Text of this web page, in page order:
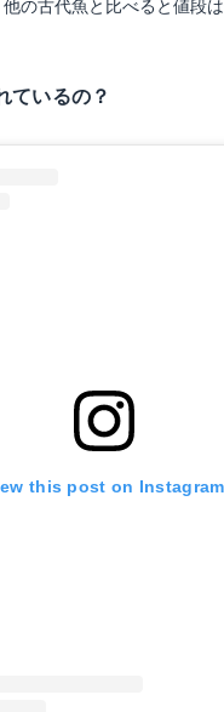
の古代魚と比べると値段
ているの？
this post on Instagram